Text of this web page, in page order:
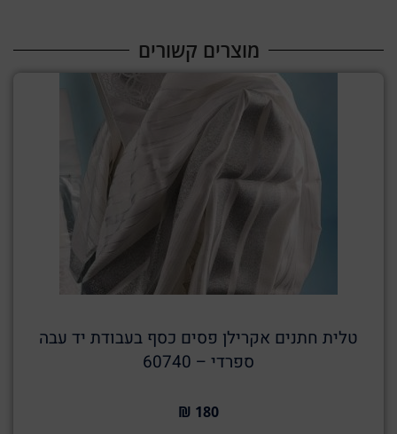
מוצרים קשורים​
טלית חתנים אקרילן פסים כסף בעבודת יד עבה
ספרדי – 60740
180 ₪